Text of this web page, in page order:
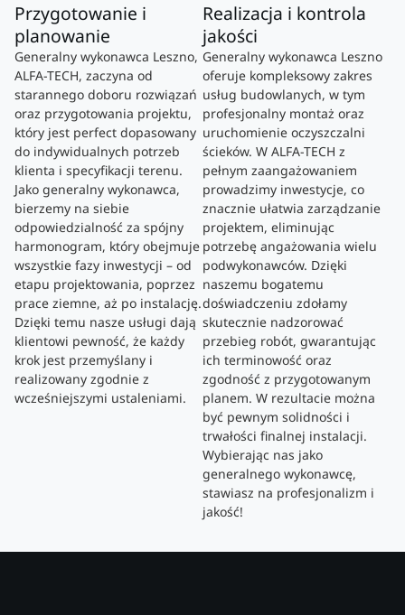
Przygotowanie i
planowanie
Generalny wykonawca Leszno,
ALFA-TECH, zaczyna od
starannego doboru rozwiązań
oraz przygotowania projektu,
który jest perfect dopasowany
do indywidualnych potrzeb
klienta i specyfikacji terenu.
Jako generalny wykonawca,
bierzemy na siebie
odpowiedzialność za spójny
harmonogram, który obejmuje
wszystkie fazy inwestycji – od
etapu projektowania, poprzez
prace ziemne, aż po instalację.
Dzięki temu nasze usługi dają
klientowi pewność, że każdy
krok jest przemyślany i
realizowany zgodnie z
wcześniejszymi ustaleniami.
Realizacja i kontrola
jakości
Generalny wykonawca Leszno
oferuje kompleksowy zakres
usług budowlanych, w tym
profesjonalny montaż oraz
uruchomienie oczyszczalni
ścieków. W ALFA-TECH z
pełnym zaangażowaniem
prowadzimy inwestycje, co
znacznie ułatwia zarządzanie
projektem, eliminując
potrzebę angażowania wielu
podwykonawców. Dzięki
naszemu bogatemu
doświadczeniu zdołamy
skutecznie nadzorować
przebieg robót, gwarantując
ich terminowość oraz
zgodność z przygotowanym
planem. W rezultacie można
być pewnym solidności i
trwałości finalnej instalacji.
Wybierając nas jako
generalnego wykonawcę,
stawiasz na profesjonalizm i
jakość!